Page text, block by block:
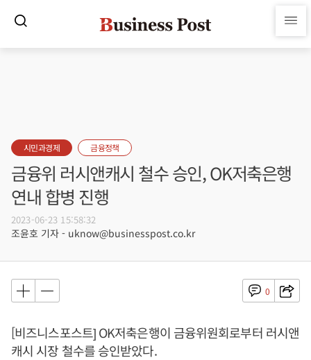
시민과경제 금융정책
금융위 러시앤캐시 철수 승인, OK저축은행
연내 합병 진행
2023-06-23 15:58:32
조윤호 기자 - uknow@businesspost.co.kr
0
[비즈니스포스트] OK저축은행이 금융위원회로부터 러시앤
캐시 시장 철수를 승인받았다.